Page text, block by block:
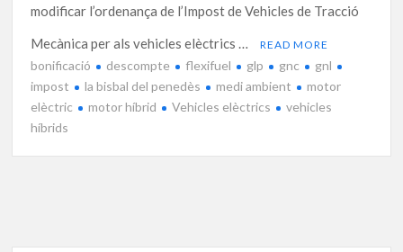
modificar l’ordenança de l’Impost de Vehicles de Tracció
Mecànica per als vehicles elèctrics …
READ MORE
bonificació descompte flexifuel glp gnc
gnl
impost
la bisbal del penedès medi ambient
motor
elèctric
motor híbrid Vehicles elèctrics
vehicles
híbrids